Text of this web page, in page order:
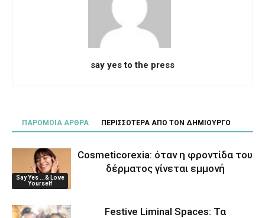
say yes to the press
ΠΑΡΟΜΟΙΑ ΑΡΘΡΑ ΠΕΡΙΣΣΟΤΕΡΑ ΑΠΟ ΤΟΝ ΔΗΜΙΟΥΡΓΟ
Say Yes ...& Love
Yourself
Cosmeticorexia: όταν η φροντίδα του
δέρματος γίνεται εμμονή
Festive Liminal Spaces: Τα